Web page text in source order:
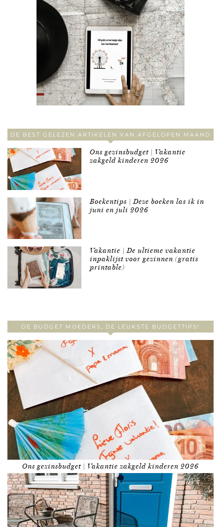
DE BEST GELEZEN ARTIKELEN VAN AFGELOPEN MAAND
Ons gezinsbudget | Vakantie
zakgeld kinderen 2026
Boekentips | Deze boeken las ik in
juni en juli 2026
Vakantie | De ultieme vakantie
inpaklijst voor gezinnen (gratis
printable)
DE BUDGET MOEDERS, DE LEUKSTE BUDGETTIPS!
Ons gezinsbudget | Vakantie zakgeld kinderen 2026